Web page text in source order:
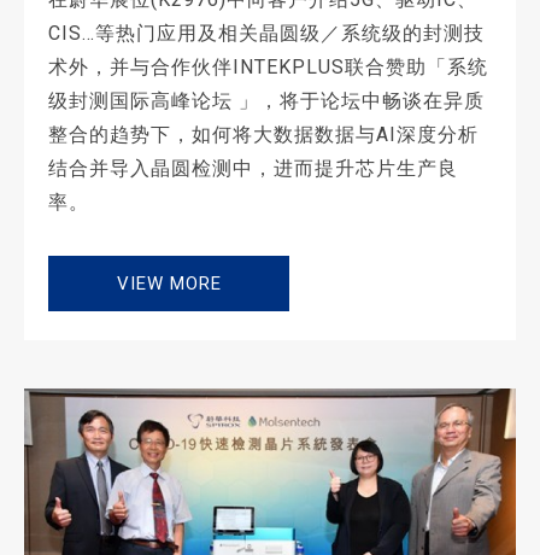
CIS…等热门应用及相关晶圆级／系统级的封测技
术外，并与合作伙伴INTEKPLUS联合赞助「系统
级封测国际高峰论坛 」，将于论坛中畅谈在异质
整合的趋势下，如何将大数据数据与AI深度分析
结合并导入晶圆检测中，进而提升芯片生产良
率。
VIEW MORE